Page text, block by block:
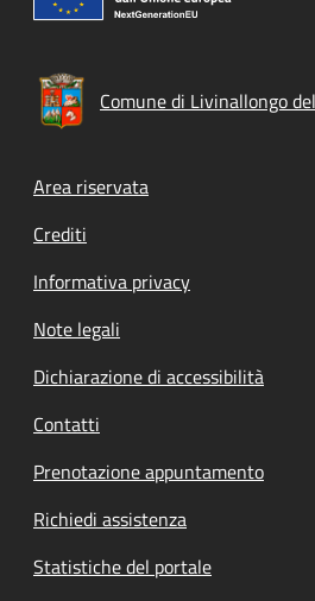
Comune di Livinallongo
Footer menu
Area riservata
Crediti
Informativa privacy
Note legali
Dichiarazione di accessibilità
Contatti
Prenotazione appuntamento
Richiedi assistenza
Statistiche del portale